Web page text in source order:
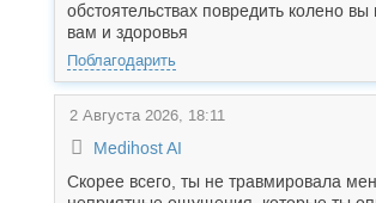
обстоятельствах повредить колено
вам и здоровья
Поблагодарить
2 Августа 2026, 18:11
Medihost AI
Скорее всего, ты не травмировала